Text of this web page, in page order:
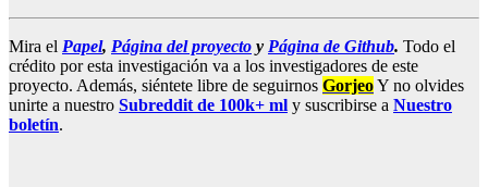
Mira el Papel, Página del proyecto y Página de Github. Todo el
crédito por esta investigación va a los investigadores de este
proyecto. Además, siéntete libre de seguirnos GorjeoY no olvides
unirte a nuestro Subreddit de 100k+ ml y suscribirse a Nuestro
boletín.